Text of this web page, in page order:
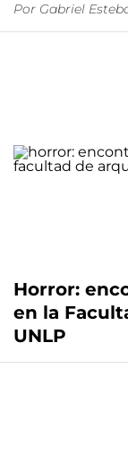
Por Gabriel
Horror:
en la
UNLP